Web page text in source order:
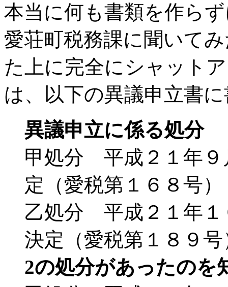
本当に何も書類を作ら
愛荘町税務課に聞いて
た上に完全にシャット
は、以下の異議申立書
異議申立に係る処分
甲処分 平成２１年９
定（愛税第１６８号）
乙処分 平成２１年１
決定（愛税第１８９号
2の処分があったのを